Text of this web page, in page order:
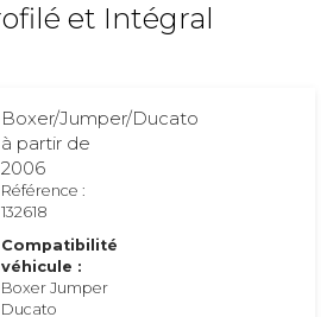
et Intégral
Boxer/Jumper/Ducato
à partir de
2006
Référence :
132618
Compatibilité
véhicule :
Boxer Jumper
Ducato